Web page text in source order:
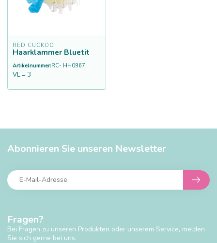
RED CUCKOO
Haarklammer Bluetit
Artikelnummer:RC- HH0967
VE = 3
Fragen?
Bei Fragen zu unseren Produkten oder unserem Service, melden
Sie sich gerne bei uns.
Abonnieren Sie unseren Newsletter